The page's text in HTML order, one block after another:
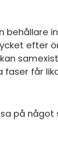
behållare
efter
får
på